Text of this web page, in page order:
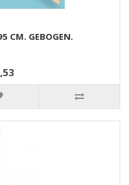
CM. GEBOGEN.